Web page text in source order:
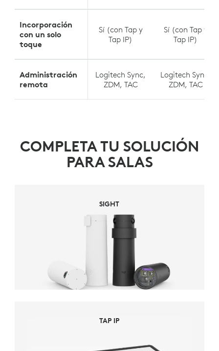
Incorporación
con un solo
toque
Sí (con Tap y
Tap IP)
Sí (con Tap y
Tap IP)
Administración
remota
Logitech Sync,
ZDM, TAC
Logitech Sync,
ZDM, TAC
COMPLETA TU SOLUCIÓN
PARA SALAS
SIGHT
TAP IP